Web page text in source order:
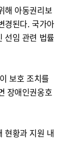
해 아동권리보
경된다. 국가아
선임 관련 법률
보호 조치를
장애인권옹호
현황과 지원 내